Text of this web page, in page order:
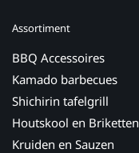
Assortiment
BBQ Accessoires
Kamado barbecues
Shichirin tafelgrill
Houtskool en Briketten
Kruiden en Sauzen